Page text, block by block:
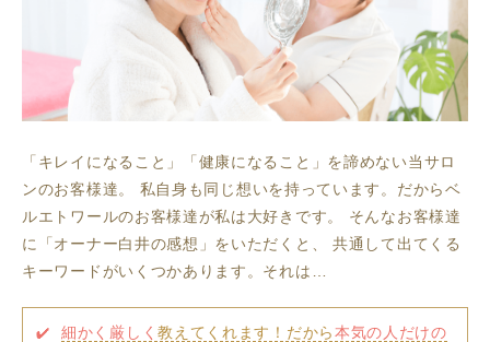
「キレイになること」「健康になること」を諦めない当サロ
ンのお客様達。
私自身も同じ想いを持っています。だからベ
ルエトワールのお客様達が私は大好きです。
そんなお客様達
に「オーナー白井の感想」をいただくと、
共通して出てくる
キーワードがいくつかあります。それは…
細かく厳しく教えてくれます！だから本気の人だけの